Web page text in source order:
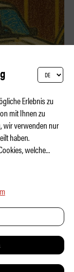
Erlebnis zu
mit Ihnen zu
wir verwenden nur
haben.
welche...